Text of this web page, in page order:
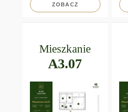
ZOBACZ
Mieszkanie
A3.07